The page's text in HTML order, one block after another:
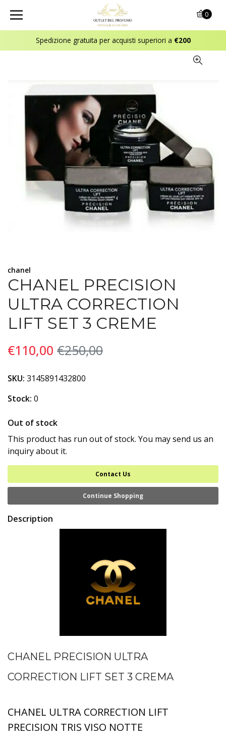
Spedizione gratuita per acquisti superiori a €200
0
chanel
CHANEL PRECISION
ULTRA CORRECTION
LIFT SET 3 CREME
€110,00 €250,00
SKU: 3145891432800
Stock: 0
Out of stock
This product has run out of stock. You may send us an
inquiry about it.
Contact Us
Continue Shopping
Description
CHANEL PRECISION ULTRA
CORRECTION LIFT SET 3 CREMA
CHANEL ULTRA CORRECTION LIFT
PRECISION TRIS VISO NOTTE